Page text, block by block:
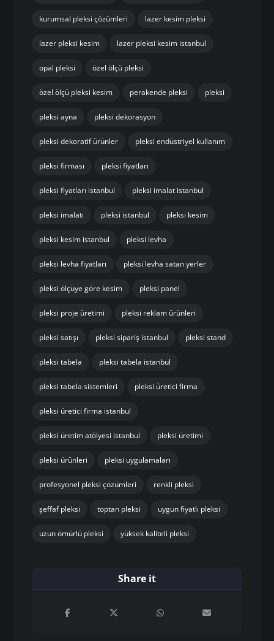
kurumsal pleksi çözümleri lazer kesim pleksi
lazer pleksi kesim lazer pleksi kesim istanbul
opal pleksi özel ölçü pleksi
özel ölçü pleksi kesim perakende pleksi pleksi
pleksi ayna pleksi dekorasyon
pleksi dekoratif ürünler pleksi endüstriyel kullanım
pleksi firması pleksi fiyatları
pleksi fiyatları istanbul pleksi imalat istanbul
pleksi imalatı pleksi istanbul pleksi kesim
pleksi kesim istanbul pleksi levha
pleksi levha fiyatları pleksi levha satan yerler
pleksi ölçüye göre kesim pleksi panel
pleksi proje üretimi pleksi reklam ürünleri
pleksi satışı pleksi sipariş istanbul pleksi stand
pleksi tabela pleksi tabela istanbul
pleksi tabela sistemleri pleksi üretici firma
pleksi üretici firma istanbul
pleksi üretim atölyesi istanbul pleksi üretimi
pleksi ürünleri pleksi uygulamaları
profesyonel pleksi çözümleri renkli pleksi
şeffaf pleksi toptan pleksi uygun fiyatlı pleksi
uzun ömürlü pleksi yüksek kaliteli pleksi